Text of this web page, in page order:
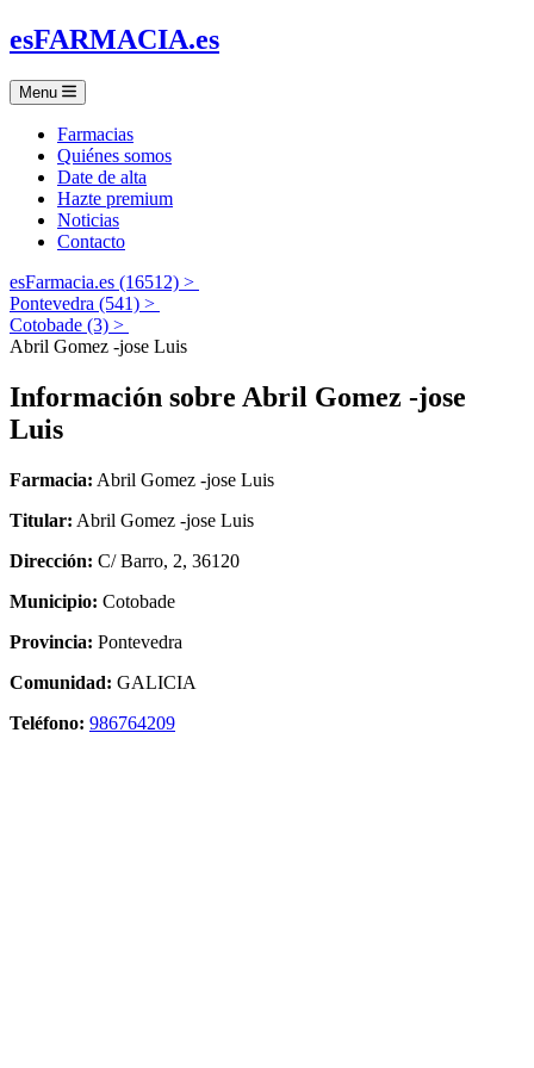
esFARMACIA.es
Menu
Farmacias
Quiénes somos
Date de alta
Hazte premium
Noticias
Contacto
esFarmacia.es (16512) >
Pontevedra (541) >
Cotobade (3) >
Abril Gomez -jose Luis
Información sobre Abril Gomez -jose
Luis
Farmacia: Abril Gomez -jose Luis
Titular: Abril Gomez -jose Luis
Dirección: C/ Barro, 2, 36120
Municipio: Cotobade
Provincia: Pontevedra
Comunidad: GALICIA
Teléfono: 986764209